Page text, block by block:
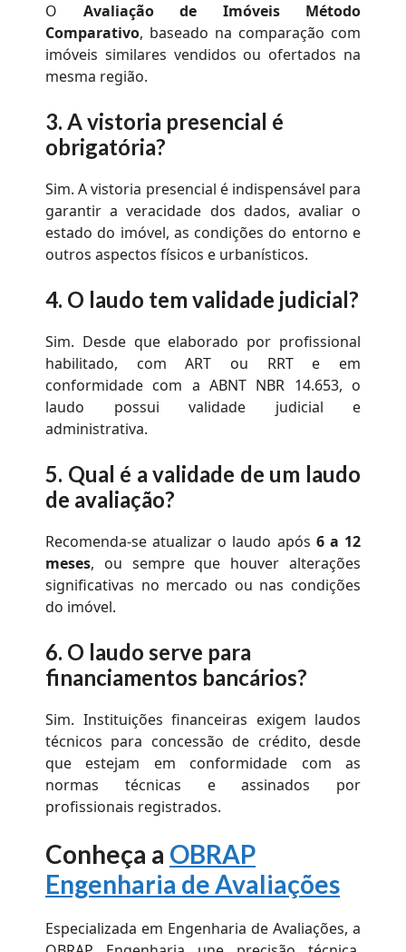
O Avaliação de Imóveis Método
Comparativo, baseado na comparação com
imóveis similares vendidos ou ofertados na
mesma região.
3. A vistoria presencial é
obrigatória?
Sim. A vistoria presencial é indispensável para
garantir a veracidade dos dados, avaliar o
estado do imóvel, as condições do entorno e
outros aspectos físicos e urbanísticos.
4. O laudo tem validade judicial?
Sim. Desde que elaborado por profissional
habilitado, com ART ou RRT e em
conformidade com a ABNT NBR 14.653, o
laudo possui validade judicial e
administrativa.
5. Qual é a validade de um laudo
de avaliação?
Recomenda-se atualizar o laudo após 6 a 12
meses, ou sempre que houver alterações
significativas no mercado ou nas condições
do imóvel.
6. O laudo serve para
financiamentos bancários?
Sim. Instituições financeiras exigem laudos
técnicos para concessão de crédito, desde
que estejam em conformidade com as
normas técnicas e assinados por
profissionais registrados.
Conheça a OBRAP
Engenharia de Avaliações
Especializada em Engenharia de Avaliações, a